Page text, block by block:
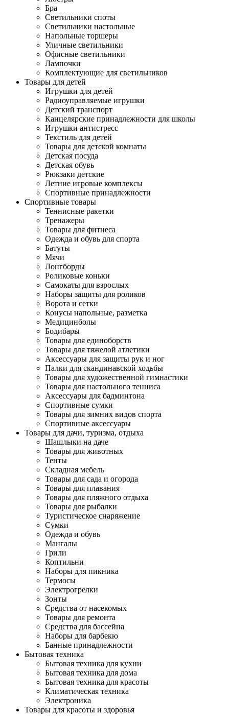
Бра
Светильники споты
Светильники настольные
Напольные торшеры
Уличные светильники
Офисные светильники
Лампочки
Комплектующие для светильников
Товары для детей
Игрушки для детей
Радиоуправляемые игрушки
Детский транспорт
Канцелярские принадлежности для школы
Игрушки антистресс
Текстиль для детей
Товары для детской комнаты
Детская посуда
Детская обувь
Рюкзаки детские
Летние игровые комплексы
Спортивные принадлежности
Спортивные товары
Теннисные ракетки
Тренажеры
Товары для фитнеса
Одежда и обувь для спорта
Батуты
Мячи
Лонгборды
Роликовые коньки
Самокаты для взрослых
Наборы защиты для роликов
Ворота и сетки
Конусы напольные, разметка
Медицинболы
Бодибары
Товары для единоборств
Товары для тяжелой атлетики
Аксессуары для защиты рук и ног
Палки для скандинавской ходьбы
Товары для художественной гимнастики
Товары для настольного тенниса
Аксессуары для бадминтона
Спортивные сумки
Товары для зимних видов спорта
Спортивные аксессуары
Товары для дачи, туризма, отдыха
Шашлыки на даче
Товары для животных
Тенты
Складная мебель
Товары для сада и огорода
Товары для плавания
Товары для пляжного отдыха
Товары для рыбалки
Туристическое снаряжение
Сумки
Одежда и обувь
Мангалы
Грили
Коптильни
Наборы для пикника
Термосы
Электрогрелки
Зонты
Средства от насекомых
Товары для ремонта
Средства для бассейна
Наборы для барбекю
Банные принадлежности
Бытовая техника
Бытовая техника для кухни
Бытовая техника для дома
Бытовая техника для красоты
Климатическая техника
Электроника
Товары для красоты и здоровья